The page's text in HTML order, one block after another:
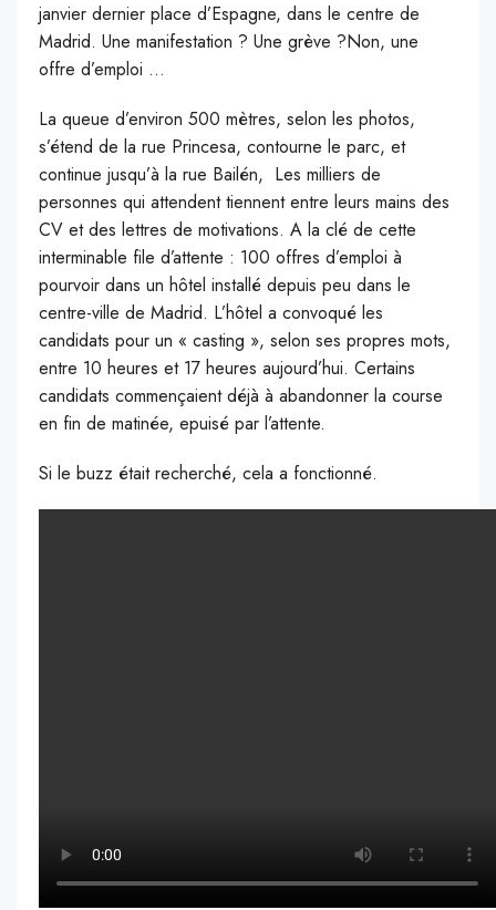
janvier dernier place d’Espagne, dans le centre de
Madrid. Une manifestation ? Une grève ?Non, une
offre d’emploi …
La queue d’environ 500 mètres, selon les photos,
s’étend de la rue Princesa, contourne le parc, et
continue jusqu’à la rue Bailén, Les milliers de
personnes qui attendent tiennent entre leurs mains des
CV et des lettres de motivations. A la clé de cette
interminable file d’attente : 100 offres d’emploi à
pourvoir dans un hôtel installé depuis peu dans le
centre-ville de Madrid. L’hôtel a convoqué les
candidats pour un « casting », selon ses propres mots,
entre 10 heures et 17 heures aujourd’hui. Certains
candidats commençaient déjà à abandonner la course
en fin de matinée, epuisé par l’attente.
Si le buzz était recherché, cela a fonctionné.